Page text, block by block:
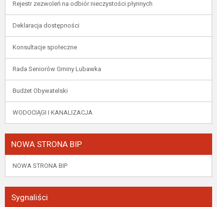
Rejestr zezwoleń na odbiór nieczystości płynnych
Deklaracja dostępności
Konsultacje społeczne
Rada Seniorów Gminy Lubawka
Budżet Obywatelski
WODOCIĄGI I KANALIZACJA
NOWA STRONA BIP
NOWA STRONA BIP
Sygnaliści